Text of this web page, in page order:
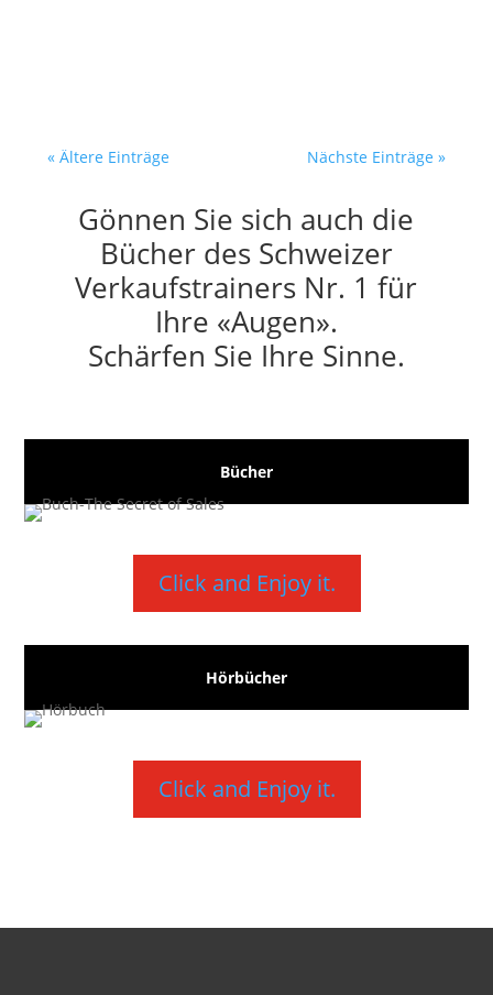
« Ältere Einträge Nächste Einträge »
Gönnen Sie sich auch die
Bücher des Schweizer
Verkaufstrainers Nr. 1 für
Ihre «Augen».
Schärfen Sie Ihre Sinne.
Bücher
Click and Enjoy it.
Hörbücher
Click and Enjoy it.